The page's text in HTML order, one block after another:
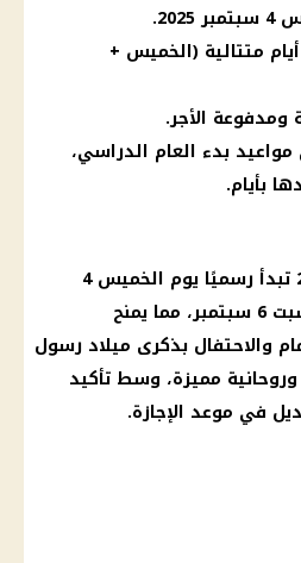
عدد أيام الإجازة: 3 أيام متتالية (الخميس +
ومدفوعة الأجر.
مواعيد بدء العام الدراسي،
بأيام.
تبدأ رسميًا يوم الخميس 4
يمنح
والاحتفال بذكرى ميلاد رسول
مميزة، وسط تأكيد
في موعد الإجازة.